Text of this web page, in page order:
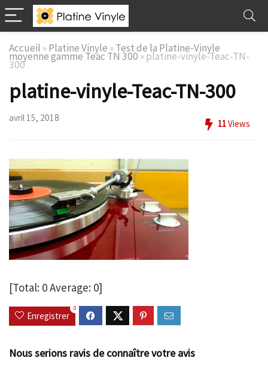
Accueil »Platine Vinyle »Test de la Platine-Vinyle
moyenne gamme Teac TN 300 » platine-vinyle-Teac-TN-
300
platine-vinyle-Teac-TN-300
avril 15, 2018
11Views
[Total: 0Average: 0]
Enregistrer
0
Nous serions ravis de connaître votre avis